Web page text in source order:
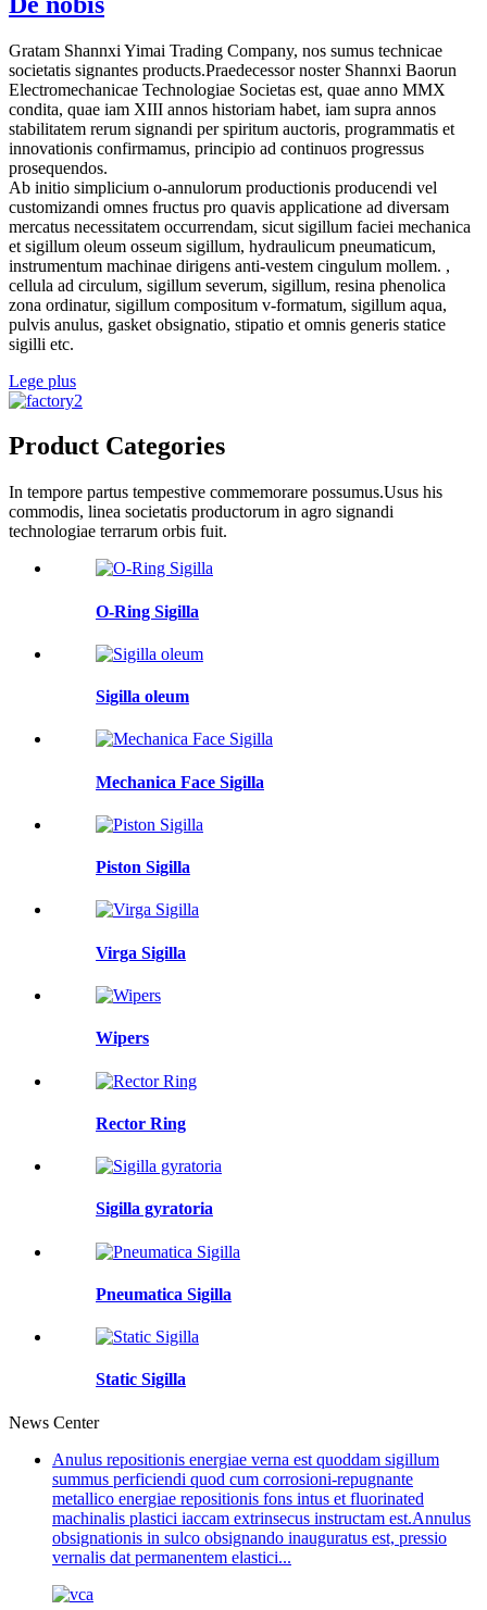
Gratam Shannxi Yimai Trading Company, nos sumus technicae
societatis signantes products.Praedecessor noster Shannxi Baorun
Electromechanicae Technologiae Societas est, quae anno MMX
condita, quae iam XIII annos historiam habet, iam supra annos
stabilitatem rerum signandi per spiritum auctoris, programmatis et
innovationis confirmamus, principio ad continuos progressus
prosequendos.
Ab initio simplicium o-annulorum productionis producendi vel
customizandi omnes fructus pro quavis applicatione ad diversam
mercatus necessitatem occurrendam, sicut sigillum faciei mechanica
et sigillum oleum osseum sigillum, hydraulicum pneumaticum,
instrumentum machinae dirigens anti-vestem cingulum mollem. ,
cellula ad circulum, sigillum severum, sigillum, resina phenolica
zona ordinatur, sigillum compositum v-formatum, sigillum aqua,
pulvis anulus, gasket obsignatio, stipatio et omnis generis statice
sigilli etc.
Lege plus
Product Categories
In tempore partus tempestive commemorare possumus.Usus his
commodis, linea societatis productorum in agro signandi
technologiae terrarum orbis fuit.
O-Ring Sigilla
Sigilla oleum
Mechanica Face Sigilla
Piston Sigilla
Virga Sigilla
Wipers
Rector Ring
Sigilla gyratoria
Pneumatica Sigilla
Static Sigilla
News Center
Anulus repositionis energiae verna est quoddam sigillum
summus perficiendi quod cum corrosioni-repugnante
metallico energiae repositionis fons intus et fluorinated
machinalis plastici iaccam extrinsecus instructam est.Annulus
obsignationis in sulco obsignando inauguratus est, pressio
vernalis dat permanentem elastici...